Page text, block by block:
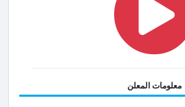
معلومات المعلن